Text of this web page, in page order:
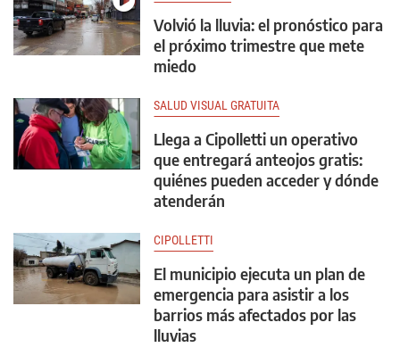
Volvió la lluvia: el pronóstico para
el próximo trimestre que mete
miedo
SALUD VISUAL GRATUITA
Llega a Cipolletti un operativo
que entregará anteojos gratis:
quiénes pueden acceder y dónde
atenderán
CIPOLLETTI
El municipio ejecuta un plan de
emergencia para asistir a los
barrios más afectados por las
lluvias